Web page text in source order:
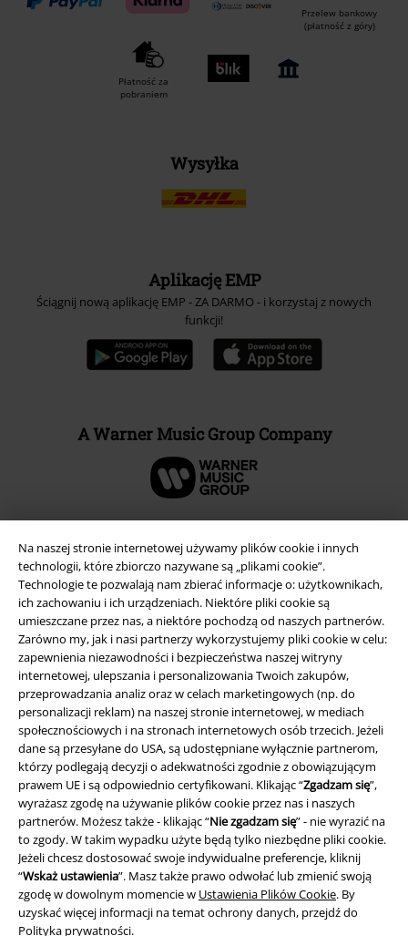
Na naszej stronie internetowej używamy plików cookie i innych
technologii, które zbiorczo nazywane są „plikami cookie”.
Technologie te pozwalają nam zbierać informacje o: użytkownikach,
ich zachowaniu i ich urządzeniach. Niektóre pliki cookie są
umieszczane przez nas, a niektóre pochodzą od naszych partnerów.
Zarówno my, jak i nasi partnerzy wykorzystujemy pliki cookie w celu:
zapewnienia niezawodności i bezpieczeństwa naszej witryny
internetowej, ulepszania i personalizowania Twoich zakupów,
przeprowadzania analiz oraz w celach marketingowych (np. do
personalizacji reklam) na naszej stronie internetowej, w mediach
społecznościowych i na stronach internetowych osób trzecich. Jeżeli
dane są przesyłane do USA, są udostępniane wyłącznie partnerom,
którzy podlegają decyzji o adekwatności zgodnie z obowiązującym
prawem UE i są odpowiednio certyfikowani. Klikając “Zgadzam się”,
wyrażasz zgodę na używanie plików cookie przez nas i naszych
partnerów. Możesz także - klikając “Nie zgadzam się” - nie wyrazić na
to zgody. W takim wypadku użyte będą tylko niezbędne pliki cookie.
Jeżeli chcesz dostosować swoje indywidualne preferencje, kliknij
“Wskaż ustawienia”. Masz także prawo odwołać lub zmienić swoją
zgodę w dowolnym momencie w Ustawienia Plików Cookie. By
uzyskać więcej informacji na temat ochrony danych, przejdź do
Polityka prywatności.
Przelew bankowy
(płatność z góry)
Płatność za
pobraniem
Wysyłka
Aplikację EMP
Ściągnij nową aplikację EMP - ZA DARMO - i korzystaj z nowych
funkcji!
A Warner Music Group Company
Informacje prawne
Regulamin
Dane firmy
Polityka prywatności
Unieszkodliwianie odpadów i ochrona środowiska
Deklaracja Zgodności